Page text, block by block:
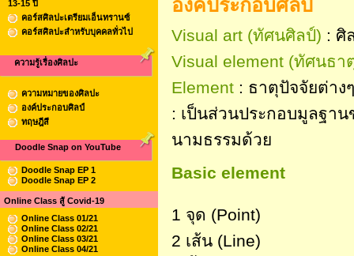
13-15 ปี
คอร์สศิลปะเตรียมเอ็นทรานซ์
คอร์สศิลปะสำหรับบุคคลทั่วไป
ความรู้เรื่องศิลปะ
ความหมายของศิลปะ
องค์ประกอบศิลป์
ทฤษฎีสี
Doodle Snap on YouTube
Doodle Snap EP 1
Doodle Snap EP 2
Online Class สู้ Covid-19
Online Class 01/21
Online Class 02/21
Online Class 03/21
Online Class 04/21
องค์ประกอบศิลป์
Visual art (ทัศนศิลป์) : ศิ
Visual element (ทัศนธา
Element : ธาตุปัจจัยต่าง
: เป็นส่วนประกอบมูลฐา
นามธรรมด้วย
Basic element
1 จุด (Point)
2 เส้น (Line)